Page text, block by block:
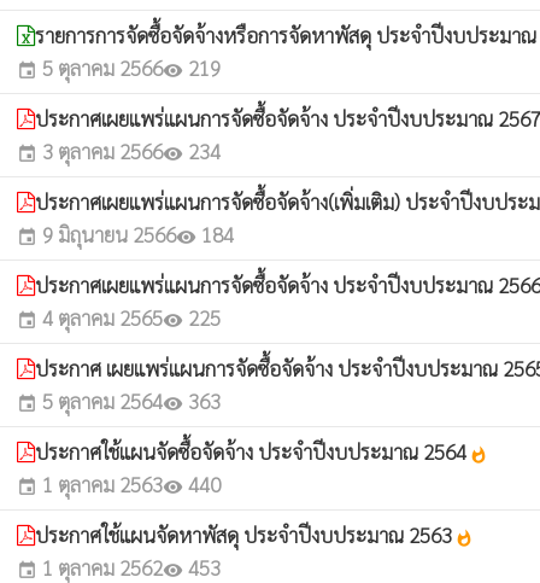
รายการการจัดซื้อจัดจ้างหรือการจัดหาพัสดุ ประจำปีงบประมา
event 5 ตุลาคม 2566visibility 219
ประกาศเผยแพร่แผนการจัดซื้อจัดจ้าง ประจำปีงบประมาณ
event 3 ตุลาคม 2566visibility 234
ประกาศเผยแพร่แผนการจัดซื้อจัดจ้าง(เพิ่มเติม) ประจำปีงบปร
event 9 มิถุนายน 2566visibility 184
ประกาศเผยแพร่แผนการจัดซื้อจัดจ้าง ประจำปีงบประมาณ
event 4 ตุลาคม 2565visibility 225
ประกาศ เผยแพร่แผนการจัดซื้อจัดจ้าง ประจำปีงบประมาณ
event 5 ตุลาคม 2564visibility 363
ประกาศใช้แผนจัดซื้อจัดจ้าง ประจำปีงบประมาณ 2564 whatshot
event 1 ตุลาคม 2563visibility 440
ประกาศใช้แผนจัดหาพัสดุ ประจำปีงบประมาณ 2563 whatshot
event 1 ตุลาคม 2562visibility 453